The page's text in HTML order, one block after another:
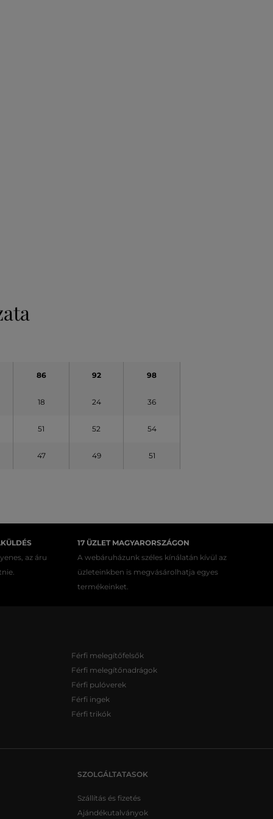
86 92 98
18 24 36
51 52 54
47 49 51
az áru
17 ÜZLET MAGYARORSZÁGON
A webáruházunk széles kínálatán kívül az
üzleteinkben is megvásárolhatja egyes
termékeinket.
Férfi melegítőfelsők
Férfi melegítőnadrágok
Férfi pulóverek
Férfi ingek
Férfi trikók
SZOLGÁLTATASOK
Szállítás és fizetés
Ajándékutalványok